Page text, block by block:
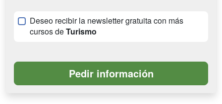
Deseo recibir la newsletter gratuita con más
cursos deTurismo